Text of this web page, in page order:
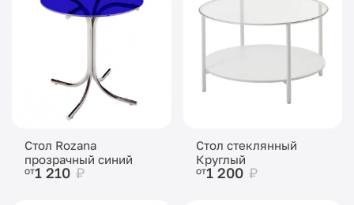
Стол Rozana
прозрачный синий
от1 210 ₽
Стол стеклянный
Круглый
от1 200 ₽